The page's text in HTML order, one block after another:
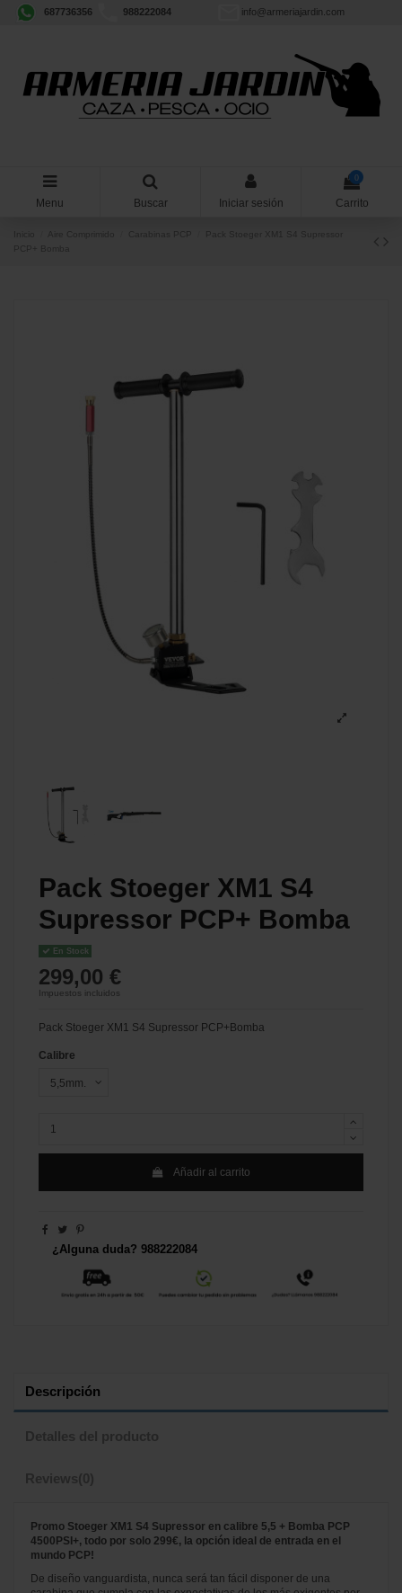
687736356 988222084 info@armeriajardin.com
Menu Buscar Iniciar sesión
0
Carrito
Aire Comprimido
Pack Stoeger XM1 S4 Supressor
Pack Stoeger XM1 S4
Supressor PCP+ Bomba
En Stock
299,00 €
Impuestos incluidos
Pack Stoeger XM1 S4 Supressor PCP+Bomba
Calibre
Añadir al carrito
¿Alguna duda? 988222084
Descripción
Detalles del producto
Reviews(0)
Promo Stoeger XM1 S4 Supressor en calibre 5,5 + Bomba PCP
4500PSI+, todo por solo 299€, la opción ideal de entrada en el
mundo PCP!
De diseño vanguardista, nunca será tan fácil disponer de una